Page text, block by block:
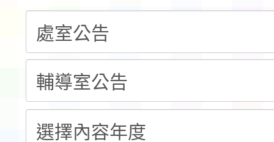
「115年桃園市運動會
錦標賽」海洋艇及
域)，申請變更地點
「114-115年度
計畫」公費接種對象擴
115學年度迎新活動暨
會活動流程表